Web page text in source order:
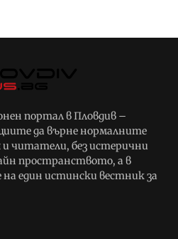
портал в Пловдив –
да върне нормалните
читатели, без истерични
пространството, а в
един истински вестник за